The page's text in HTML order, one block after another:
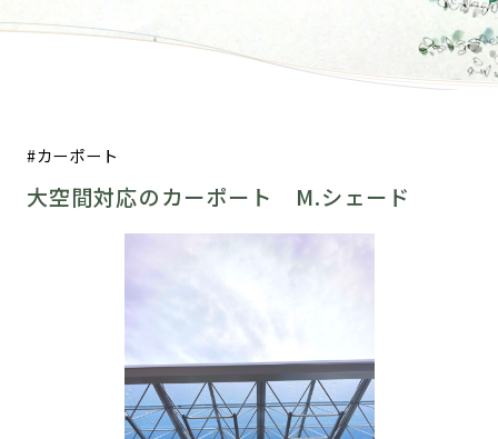
カーポート
大空間対応のカーポート M.シェード